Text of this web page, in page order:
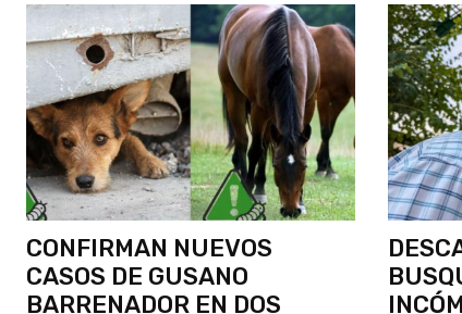
CONFIRMAN NUEVOS
CASOS DE GUSANO
BARRENADOR EN DOS